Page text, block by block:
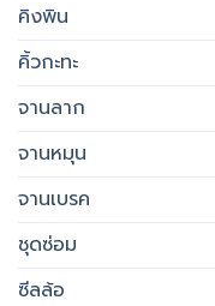
คิงพิน
คิ้วกะทะ
จานลาก
จานหมุน
จานเบรค
ชุดซ่อม
ซีลล้อ